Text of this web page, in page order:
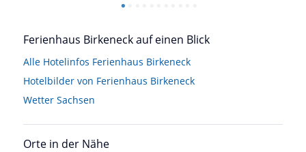
Ferienhaus Birkeneck auf einen Blick
Alle Hotelinfos Ferienhaus Birkeneck
Hotelbilder von Ferienhaus Birkeneck
Wetter Sachsen
Orte in der Nähe